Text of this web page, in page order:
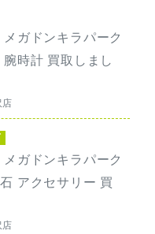
ガドンキラパーク
時計 買取しまし
ガドンキラパーク
アクセサリー 買